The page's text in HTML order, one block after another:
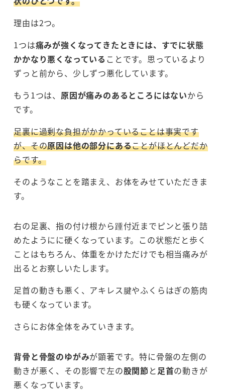
理由は2つ。
1つは痛みが強くなってきたときには、すでに状態
かかなり悪くなっている ことです。思っているより
ずっと前から、少しずつ悪化しています。
もう1つは、 原因が痛みのあるところにはないから
です。
足裏に過剰な負担がかかっていることは事実です
が、その原因は他の部分にあることがほとんどだか
らです。
そのようなことを踏まえ、お体をみせていただきま
す。
右の足裏、指の付け根から踵付近までピンと張り詰
めたようにに硬くなっています。この状態だと歩く
ことはもちろん、体重をかけただけでも相当痛みが
出るとお察しいたします。
足首の動きも悪く、アキレス腱やふくらはぎの筋肉
も硬くなっています。
さらにお体全体をみていきます。
背骨と骨盤のゆがみが顕著です。特に骨盤の左側の
動きが悪く、その影響で左の股関節と 足首の動きが
悪くなっています。